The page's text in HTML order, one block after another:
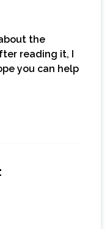
the
reading it, I
you can help